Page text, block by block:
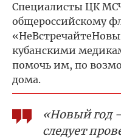
Специалисты ЦК
общероссийскому
кубанскими
помочь им, по
дома.
«Новый год
следует